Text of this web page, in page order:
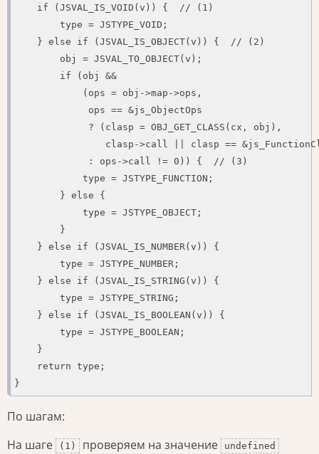
    if (JSVAL_IS_VOID(v)) {  // (1)
        type = JSTYPE_VOID;
    } else if (JSVAL_IS_OBJECT(v)) {  // (2)
        obj = JSVAL_TO_OBJECT(v);
        if (obj &&
            (ops = obj->map->ops,
             ops == &js_ObjectOps
             ? (clasp = OBJ_GET_CLASS(cx, obj),
clasp->call || clasp ==
             : ops->call != 0)) {  // (3)
            type = JSTYPE_FUNCTION;
        } else {
            type = JSTYPE_OBJECT;
        }
    } else if (JSVAL_IS_NUMBER(v)) {
        type = JSTYPE_NUMBER;
    } else if (JSVAL_IS_STRING(v)) {
        type = JSTYPE_STRING;
    } else if (JSVAL_IS_BOOLEAN(v)) {
        type = JSTYPE_BOOLEAN;
    }
    return type;
}
По шагам:
На шаге
(1) проверяем на значение undefined